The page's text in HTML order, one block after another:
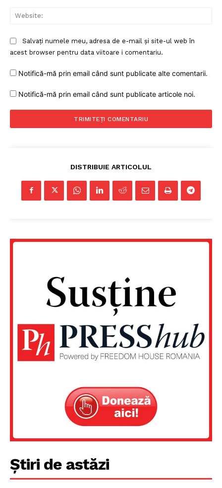
FREEDOM HOUSE ROMÂNIA
Salvați numele meu, adresa de e-mail și site-ul web în
acest browser pentru data viitoare i comentariu.
Notifică-mă prin email când sunt publicate alte comentarii.
Notifică-mă prin email când sunt publicate articole noi.
DISTRIBUIE ARTICOLUL
Știri de astăzi